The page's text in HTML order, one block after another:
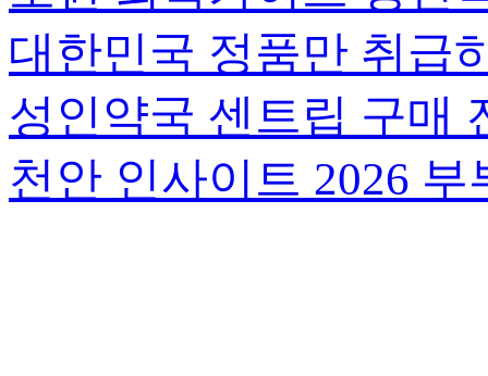
대한민국 정품만 취급
성인약국 센트립 구매
천안 인사이트 2026